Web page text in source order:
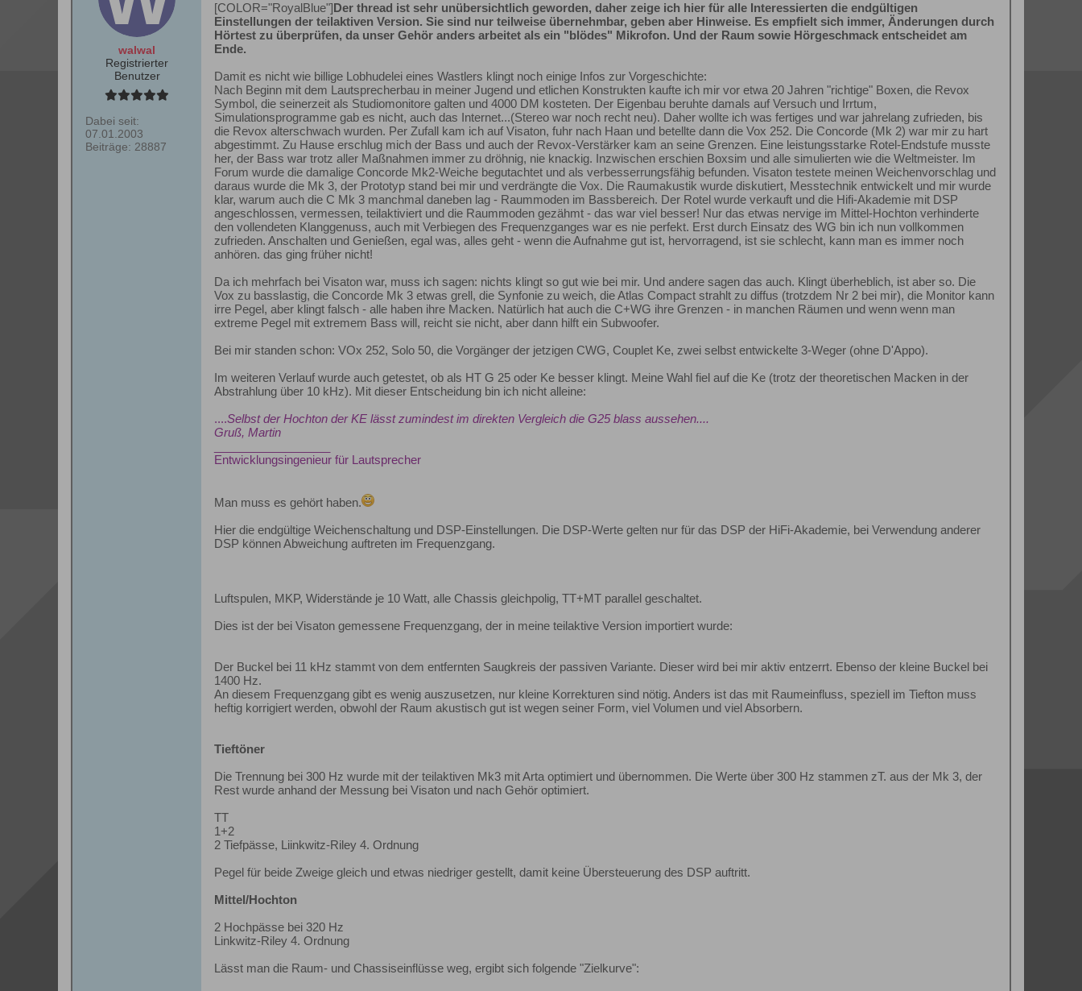
walwal
Registrierter
Benutzer
Dabei seit:
07.01.2003
Beiträge: 28887
[COLOR="RoyalBlue"]Der thread ist sehr unübersichtlich geworden, daher zeige ich hier für alle Interessierten die endgültigen
Einstellungen der teilaktiven Version. Sie sind nur teilweise übernehmbar, geben aber Hinweise. Es empfielt sich immer, Änderungen durch
Hörtest zu überprüfen, da unser Gehör anders arbeitet als ein "blödes" Mikrofon. Und der Raum sowie Hörgeschmack entscheidet am
Ende.
Damit es nicht wie billige Lobhudelei eines Wastlers klingt noch einige Infos zur Vorgeschichte:
Nach Beginn mit dem Lautsprecherbau in meiner Jugend und etlichen Konstrukten kaufte ich mir vor etwa 20 Jahren "richtige" Boxen, die Revox
Symbol, die seinerzeit als Studiomonitore galten und 4000 DM kosteten. Der Eigenbau beruhte damals auf Versuch und Irrtum,
Simulationsprogramme gab es nicht, auch das Internet...(Stereo war noch recht neu). Daher wollte ich was fertiges und war jahrelang zufrieden, bis
die Revox alterschwach wurden. Per Zufall kam ich auf Visaton, fuhr nach Haan und betellte dann die Vox 252. Die Concorde (Mk 2) war mir zu hart
abgestimmt. Zu Hause erschlug mich der Bass und auch der Revox-Verstärker kam an seine Grenzen. Eine leistungsstarke Rotel-Endstufe musste
her, der Bass war trotz aller Maßnahmen immer zu dröhnig, nie knackig. Inzwischen erschien Boxsim und alle simulierten wie die Weltmeister. Im
Forum wurde die damalige Concorde Mk2-Weiche begutachtet und als verbesserrungsfähig befunden. Visaton testete meinen Weichenvorschlag und
daraus wurde die Mk 3, der Prototyp stand bei mir und verdrängte die Vox. Die Raumakustik wurde diskutiert, Messtechnik entwickelt und mir wurde
klar, warum auch die C Mk 3 manchmal daneben lag - Raummoden im Bassbereich. Der Rotel wurde verkauft und die Hifi-Akademie mit DSP
angeschlossen, vermessen, teilaktiviert und die Raummoden gezähmt - das war viel besser! Nur das etwas nervige im Mittel-Hochton verhinderte
den vollendeten Klanggenuss, auch mit Verbiegen des Frequenzganges war es nie perfekt. Erst durch Einsatz des WG bin ich nun vollkommen
zufrieden. Anschalten und Genießen, egal was, alles geht - wenn die Aufnahme gut ist, hervorragend, ist sie schlecht, kann man es immer noch
anhören. das ging früher nicht!
Da ich mehrfach bei Visaton war, muss ich sagen: nichts klingt so gut wie bei mir. Und andere sagen das auch. Klingt überheblich, ist aber so. Die
Vox zu basslastig, die Concorde Mk 3 etwas grell, die Synfonie zu weich, die Atlas Compact strahlt zu diffus (trotzdem Nr 2 bei mir), die Monitor kann
irre Pegel, aber klingt falsch - alle haben ihre Macken. Natürlich hat auch die C+WG ihre Grenzen - in manchen Räumen und wenn wenn man
extreme Pegel mit extremem Bass will, reicht sie nicht, aber dann hilft ein Subwoofer.
Bei mir standen schon: VOx 252, Solo 50, die Vorgänger der jetzigen CWG, Couplet Ke, zwei selbst entwickelte 3-Weger (ohne D'Appo).
Im weiteren Verlauf wurde auch getestet, ob als HT G 25 oder Ke besser klingt. Meine Wahl fiel auf die Ke (trotz der theoretischen Macken in der
Abstrahlung über 10 kHz). Mit dieser Entscheidung bin ich nicht alleine:
....Selbst der Hochton der KE lässt zumindest im direkten Vergleich die G25 blass aussehen....
Gruß, Martin
Entwicklungsingenieur für Lautsprecher
Man muss es gehört haben.
Hier die endgültige Weichenschaltung und DSP-Einstellungen. Die DSP-Werte gelten nur für das DSP der HiFi-Akademie, bei Verwendung anderer
DSP können Abweichung auftreten im Frequenzgang.
Luftspulen, MKP, Widerstände je 10 Watt, alle Chassis gleichpolig, TT+MT parallel geschaltet.
Dies ist der bei Visaton gemessene Frequenzgang, der in meine teilaktive Version importiert wurde:
Der Buckel bei 11 kHz stammt von dem entfernten Saugkreis der passiven Variante. Dieser wird bei mir aktiv entzerrt. Ebenso der kleine Buckel bei
1400 Hz.
An diesem Frequenzgang gibt es wenig auszusetzen, nur kleine Korrekturen sind nötig. Anders ist das mit Raumeinfluss, speziell im Tiefton muss
heftig korrigiert werden, obwohl der Raum akustisch gut ist wegen seiner Form, viel Volumen und viel Absorbern.
Tieftöner
Die Trennung bei 300 Hz wurde mit der teilaktiven Mk3 mit Arta optimiert und übernommen. Die Werte über 300 Hz stammen zT. aus der Mk 3, der
Rest wurde anhand der Messung bei Visaton und nach Gehör optimiert.
TT
1+2
2 Tiefpässe, Liinkwitz-Riley 4. Ordnung
Pegel für beide Zweige gleich und etwas niedriger gestellt, damit keine Übersteuerung des DSP auftritt.
Mittel/Hochton
2 Hochpässe bei 320 Hz
Linkwitz-Riley 4. Ordnung
Lässt man die Raum- und Chassiseinflüsse weg, ergibt sich folgende "Zielkurve":